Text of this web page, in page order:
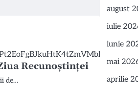
Recunoștinței
de…
august
iulie
iunie
mai
aprilie